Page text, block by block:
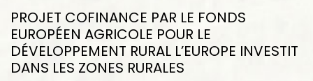
PROJET COFINANCE PAR LE FONDS
EUROPÉEN AGRICOLE POUR LE
DÉVELOPPEMENT RURAL L’EUROPE INVESTIT
DANS LES ZONES RURALES